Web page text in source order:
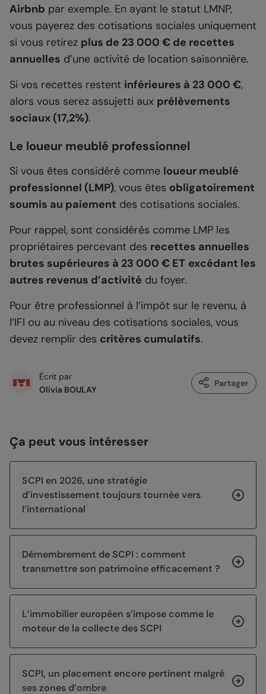
Airbnb par exemple. En ayant le statut LMNP,
vous payerez des cotisations sociales uniquement
si vous retirez plus de 23 000 € de recettes
annuelles d’une activité de location saisonnière.
Si vos recettes restent inférieures à 23 000 €,
alors vous serez assujetti aux prélèvements
sociaux (17,2%).
Le loueur meublé professionnel
Si vous êtes considéré comme loueur meublé
professionnel (LMP), vous êtes obligatoirement
soumis au paiement des cotisations sociales.
Pour rappel, sont considérés comme LMP les
propriétaires percevant des recettes annuelles
brutes supérieures à 23 000 € ET excédant les
autres revenus d’activité du foyer.
Pour être professionnel à l’impôt sur le revenu, à
l’IFI ou au niveau des cotisations sociales, vous
devez remplir des critères cumulatifs.
Écrit par
Olivia BOULAY
Partager
Ça peut vous intéresser
SCPI en 2026, une stratégie
d’investissement toujours tournée vers
l’international
Démembrement de SCPI : comment
transmettre son patrimoine efficacement ?
L’immobilier européen s’impose comme le
moteur de la collecte des SCPI
SCPI, un placement encore pertinent malgré
ses zones d’ombre